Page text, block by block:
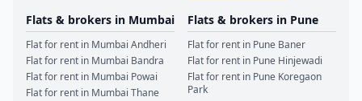
Flats & brokers in Mumbai
Flat for rent in Mumbai Andheri
Flat for rent in Mumbai Bandra
Flat for rent in Mumbai Powai
Flat for rent in Mumbai Thane
Flats & brokers in Pune
Flat for rent in Pune Baner
Flat for rent in Pune Hinjewadi
Flat for rent in Pune Koregaon
Park